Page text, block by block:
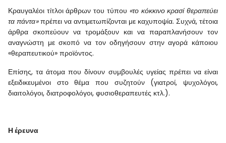
Κραυγαλέοι τίτλοι άρθρων του τύπου «το κόκκινο κρασί θεραπεύει
τα πάντα»πρέπει να αντιμετωπίζονται με καχυποψία. Συχνά, τέτοια
άρθρα σκοπεύουν να τρομάξουν και να παραπλανήσουν τον
αναγνώστη με σκοπό να τον οδηγήσουν στην αγορά κάποιου
«θεραπευτικού» προϊόντος.
Επίσης, τα άτομα που δίνουν συμβουλές υγείας πρέπει να είναι
εξειδικευμένοι στο θέμα που συζητούν (γιατροί, ψυχολόγοι,
διαιτολόγοι, διατροφολόγοι, φυσιοθεραπευτές κτλ.).
Η έρευνα